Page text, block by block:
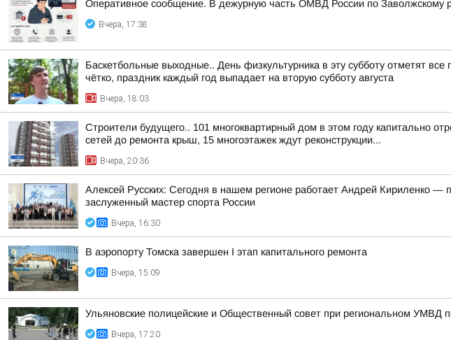
Оперативное сообщение. В дежурную часть ОМВД России по Заволжскому
Вчера, 17:38
Баскетбольные выходные.. День физкультурника в эту субботу отметят
чётко, праздник каждый год выпадает на вторую субботу августа
Вчера, 18:03
Строители будущего.. 101 многоквартирный дом в этом году капитально
сетей до ремонта крыш, 15 многоэтажек ждут реконструкции...
Вчера, 20:36
Алексей Русских: Сегодня в нашем регионе работает Андрей Кириленко —
заслуженный мастер спорта России
Вчера, 16:30
В аэропорту Томска завершен I этап капитального ремонта
Вчера, 15:09
Ульяновские полицейские и Общественный совет при региональном УМВД
Вчера, 17:20